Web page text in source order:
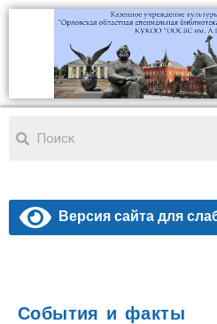
Версия сайта для
События и факты